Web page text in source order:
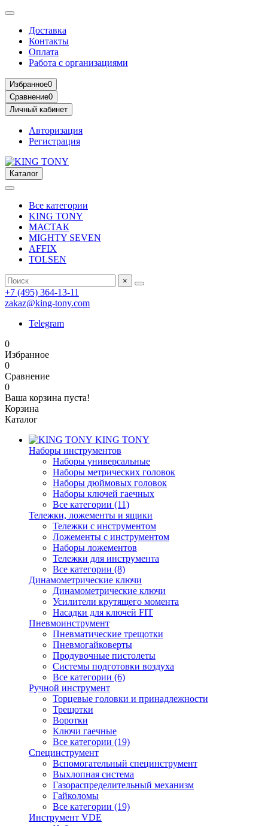
Доставка
Контакты
Оплата
Работа с организациями
Избранное0
Сравнение0
Личный кабинет
Авторизация
Регистрация
Каталог
Все категории
KING TONY
МАСТАК
MIGHTY SEVEN
AFFIX
TOLSEN
×
+7 (495) 364-13-11
zakaz@king-tony.com
Telegram
0
Избранное
0
Сравнение
0
Ваша корзина пуста!
Корзина
Каталог
KING TONY
Наборы инструментов
Наборы универсальные
Наборы метрических головок
Наборы дюймовых головок
Наборы ключей гаечных
Все категории (11)
Тележки, ложементы и ящики
Тележки с инструментом
Ложементы с инструментом
Наборы ложементов
Тележки для инструмента
Все категории (8)
Динамометрические ключи
Динамометрические ключи
Усилители крутящего момента
Насадки для ключей FIT
Пневмоинструмент
Пневматические трещотки
Пневмогайковерты
Продувочные пистолеты
Системы подготовки воздуха
Все категории (6)
Ручной инструмент
Торцевые головки и принадлежности
Трещотки
Воротки
Ключи гаечные
Все категории (19)
Специнструмент
Вспомогательный специнструмент
Выхлопная система
Газораспределительный механизм
Гайколомы
Все категории (19)
Инструмент VDE